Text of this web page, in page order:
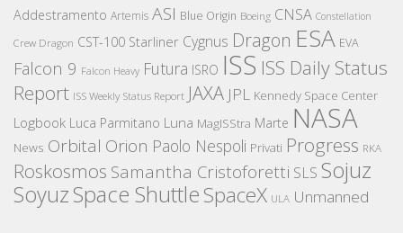
Addestramento Artemis ASI Blue Origin Boeing CNSA Constellation
Crew Dragon CST-100 Starliner Cygnus Dragon ESA EVA
Falcon 9 Falcon Heavy Futura ISRO ISS ISS Daily Status
Report ISS Weekly Status Report JAXA JPL Kennedy Space Center
Logbook Luca Parmitano Luna MagISStra Marte NASA
News Orbital Orion Paolo Nespoli Privati Progress RKA
Roskosmos Samantha Cristoforetti SLS Sojuz
SoyuzSpace ShuttleSpaceX ULA Unmanned